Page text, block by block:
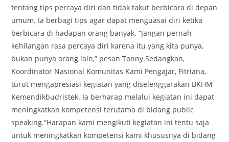
tentang tips percaya diri dan tidak takut berbicara di depan
umum. Ia berbagi tips agar dapat menguasai diri ketika
berbicara di hadapan orang banyak. “Jangan pernah
kehilangan rasa percaya diri karena itu yang kita punya,
bukan punya orang lain,” pesan Tonny.Sedangkan,
Koordinator Nasional Komunitas Kami Pengajar, Fitriana,
turut mengapresiasi kegiatan yang diselenggarakan BKHM
Kemendikbudristek. Ia berharap melalui kegiatan ini dapat
meningkatkan kompetensi terutama di bidang public
speaking.“Harapan kami mengikuti kegiatan ini tentu saja
untuk meningkatkan kompetensi kami khususnya di bidang